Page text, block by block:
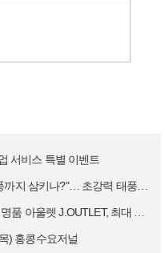
서비스 특별 이벤트
키나?"… 초강력 태풍 '돌핀' 세력 재확…
울렛 J.OUTLET, 최대 90% 빅 세일…
) 홍콩수요저널